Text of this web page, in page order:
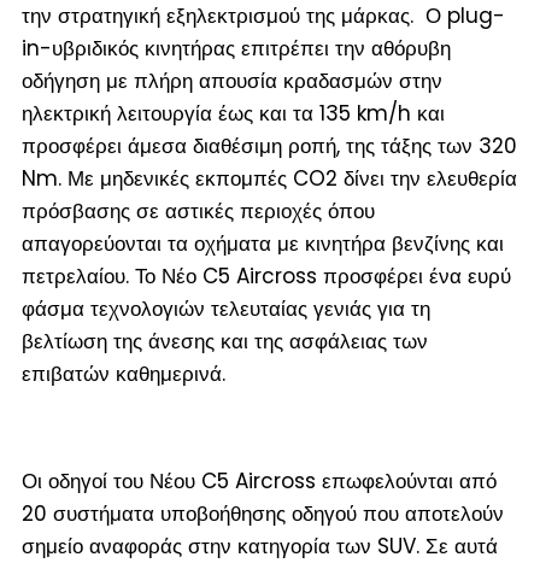
την στρατηγική εξηλεκτρισμού της μάρκας. Ο plug-
in-υβριδικός κινητήρας επιτρέπει την αθόρυβη
οδήγηση με πλήρη απουσία κραδασμών στην
ηλεκτρική λειτουργία έως και τα 135 km/h και
προσφέρει άμεσα διαθέσιμη ροπή, της τάξης των 320
Nm. Με μηδενικές εκπομπές CO2 δίνει την ελευθερία
πρόσβασης σε αστικές περιοχές όπου
απαγορεύονται τα οχήματα με κινητήρα βενζίνης και
πετρελαίου. Το Νέο C5 Aircross προσφέρει ένα ευρύ
φάσμα τεχνολογιών τελευταίας γενιάς για τη
βελτίωση της άνεσης και της ασφάλειας των
επιβατών καθημερινά.
Οι οδηγοί του Νέου C5 Aircross επωφελούνται από
20 συστήματα υποβοήθησης οδηγού που αποτελούν
σημείο αναφοράς στην κατηγορία των SUV. Σε αυτά